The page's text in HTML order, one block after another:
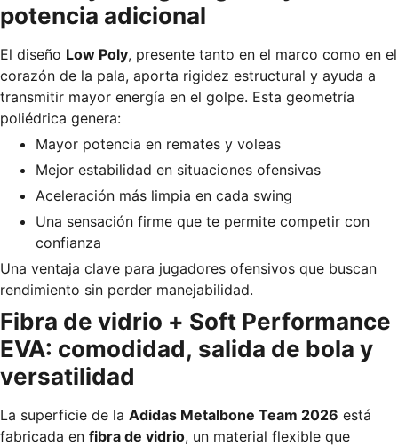
potencia adicional
El diseño Low Poly, presente tanto en el marco como en el
corazón de la pala, aporta rigidez estructural y ayuda a
transmitir mayor energía en el golpe. Esta geometría
poliédrica genera:
Mayor potencia en remates y voleas
Mejor estabilidad en situaciones ofensivas
Aceleración más limpia en cada swing
Una sensación firme que te permite competir con
confianza
Una ventaja clave para jugadores ofensivos que buscan
rendimiento sin perder manejabilidad.
Fibra de vidrio + Soft Performance
EVA: comodidad, salida de bola y
versatilidad
La superficie de la Adidas Metalbone Team 2026 está
fabricada en fibra de vidrio, un material flexible que